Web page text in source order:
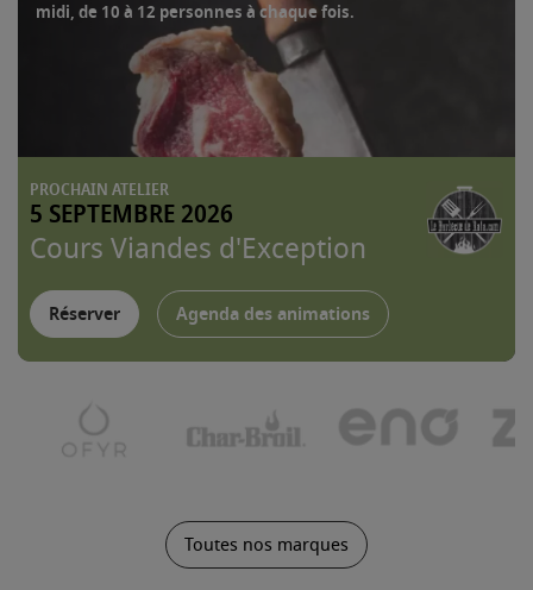
midi, de 10 à 12 personnes à chaque fois.
PROCHAIN ATELIER
5 SEPTEMBRE 2026
Cours Viandes d'Exception
Réserver Agenda des animations
Toutes nos marques